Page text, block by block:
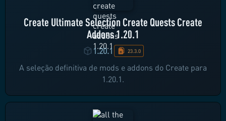
Create Ultimate Selection Create Quests Create
Addons 1.20.1
1.20.1 23.3.0
A seleção definitiva de mods e addons do Create para
1.20.1.